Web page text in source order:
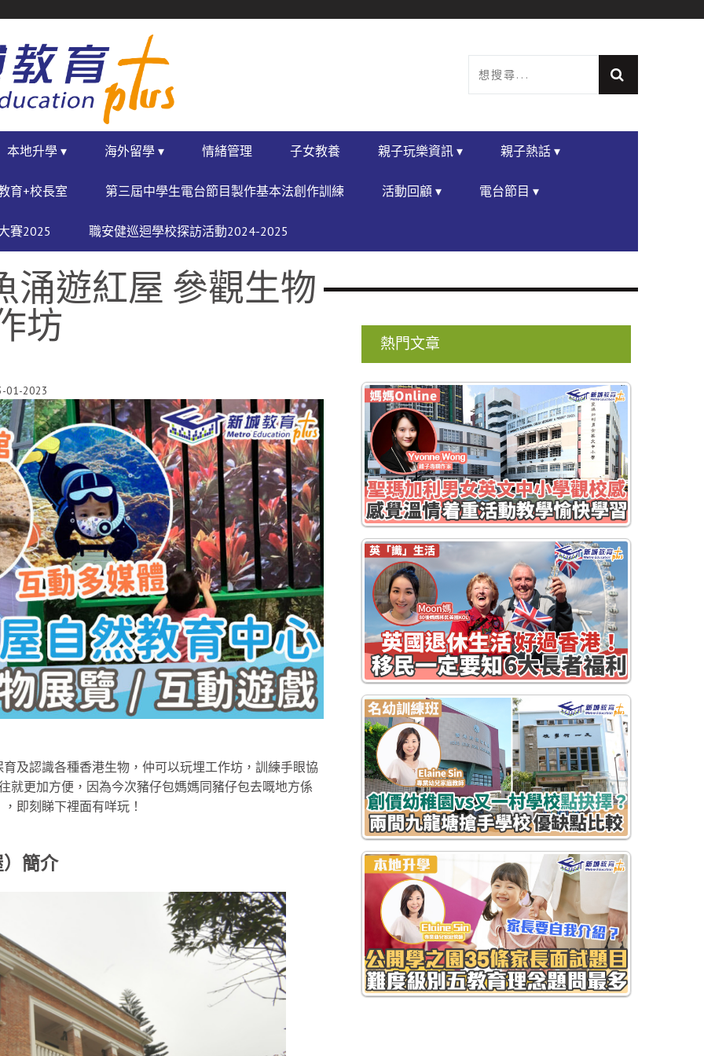
本地升學 ▾ 海外留學 ▾ 情緒管理 子女教養 親子玩樂資訊 ▾ 親子熱話 ▾
育+校長室 第三屆中學生電台節目製作基本法創作訓練 活動回顧 ▾ 電台節目 ▾
賽2025 職安健巡迴學校探訪活動2024-2025
涌遊紅屋 參觀生物
坊
01-2023
及認識各種香港生物，仲可以玩埋工作坊，訓練手眼協
就更加方便，因為今次豬仔包媽媽同豬仔包去嘅地方係
即刻睇下裡面有咩玩！
簡介
熱門文章